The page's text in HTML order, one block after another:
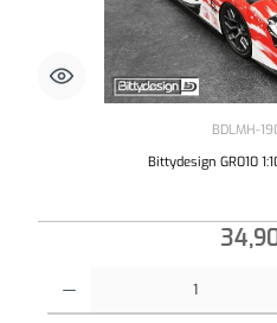
BDLMH-
Bittydesign GR010